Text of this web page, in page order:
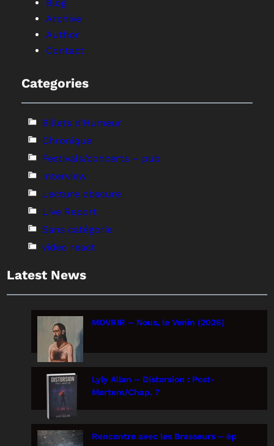
Blog
Archive
Author
Contact
Categories
Billets d'Humeur
Chronique
Festivals/concerts – pub
Interview
Lecture obscure
Live Report
Sans catégorie
video react
Latest News
MOVRIR – Nous, le Venin (2026)
Lyly Allan – Distorsion : Post-
Mortem/Chap. 7
Rencontre avec les Brasseurs – ép